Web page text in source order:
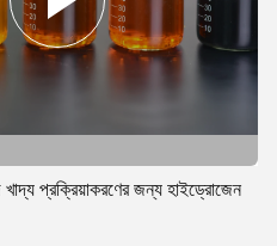
খাদ্য প্রক্রিয়াকরণের জন্য হাইড্রোজেন